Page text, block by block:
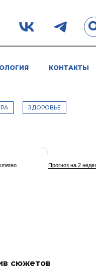
КОНТАКТЫ
ЗДОРОВЬЕ
сюжетов